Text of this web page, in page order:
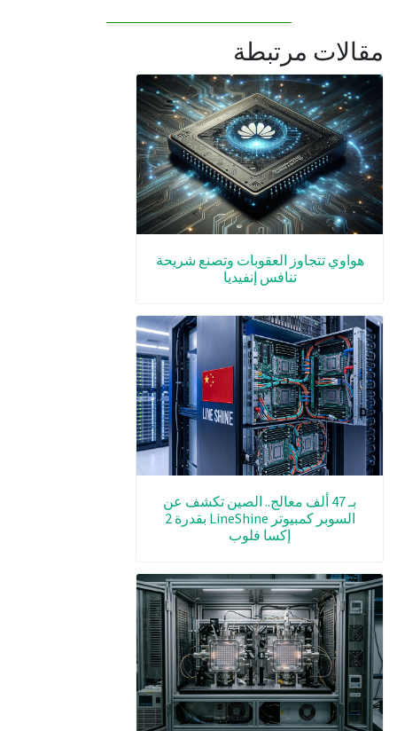
مقالات مرتبطة
هواوي تتجاوز العقوبات وتصنع شريحة
تنافس إنفيديا
بـ 47 ألف معالج.. الصين تكشف عن
السوبر كمبيوتر LineShine بقدرة 2
إكسا فلوب